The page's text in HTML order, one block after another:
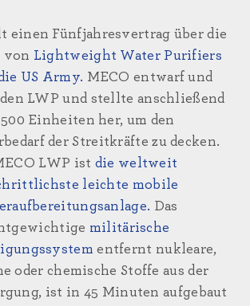
einen Fünfjahresvertrag über die
von Lightweight Water Purifiers
US Army. MECO entwarf und
LWP und stellte anschließend
Einheiten her, um den
der Streitkräfte zu decken.
LWP ist die weltweit
leichte mobile
Das
militärische
entfernt nukleare,
oder chemische Stoffe aus der
ist in 45 Minuten aufgebaut